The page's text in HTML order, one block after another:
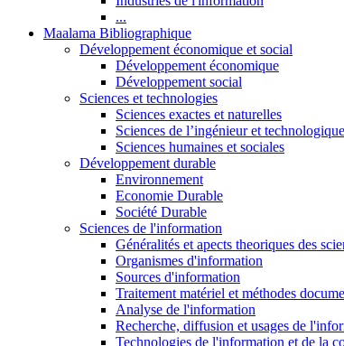
...
Maalama Bibliographique
Développement économique et social
Développement économique
Développement social
Sciences et technologies
Sciences exactes et naturelles
Sciences de l’ingénieur et
Sciences humaines et sociales
Développement durable
Environnement
Economie Durable
Société Durable
Sciences de l'information
Généralités et apects theoriques des
Organismes d'information
Sources d'information
Traitement matériel et méthodes
Analyse de l'information
Recherche, diffusion et usages de
Technologies de l'information et de la